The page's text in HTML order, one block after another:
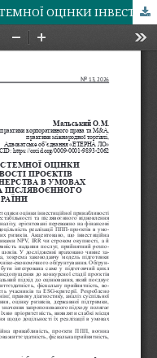
ФОРМУВАННЯ МЕТОДИКИ СИСТЕМНОЇ ОЦІНКИ ІНВЕСТИЦІЙНОЇ ПРИВАБЛИВОСТІ ПРОЄКТІВ ПУБЛІЧНО-ПРИВАТНОГО ПАРТНЕРСТВА В УМОВАХ ВОЄННОЇ НЕСТАБІЛЬНОСТІ ТА ПІСЛЯВОЄННОГО ВІДНОВЛЕННЯ УКРАЇНИ